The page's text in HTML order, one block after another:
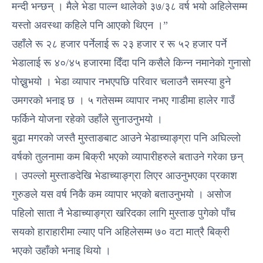
मन्दी भन्छन् । मैले भेडा पाल्न थालेको ३७/३८ वर्ष भयो अहिलेसम्म
यस्तो अवस्था कहिले पनि आएको थिएन ।”
उहाँले रू २८ हजार पर्नेलाई रू २३ हजार र रू ५२ हजार पर्ने
भेडालाई रू ४०/४५ हजारमा दिँदा पनि कसैले किन्न नमानेको गुनासो
पोख्नुभयो । भेडा व्यापार नभएपछि परिवार चलाउनै समस्या हुने
उमगरको भनाइ छ । ५ गतेसम्म व्यापार नभए गाडीमा हालेर गाउँ
फर्किने योजना रहेको उहाँले सुनाउनुभयो ।
बुढा मगरको जस्तै मुस्ताङबाट आउने भेडाच्याङ्ग्रा पनि अघिल्लो
वर्षको तुलनामा कम बिक्री भएको व्यापारीहरुले बताउने गरेका छन्
। उपल्लो मुस्ताङदेखि भेडाच्याङ्ग्रा लिएर आउनुभएका प्रकाश
गुरुङले यस वर्ष निकै कम व्यापार भएको बताउनुभयो । असोज
पहिलो साता नै भेडाच्याङ्ग्रा खरिदका लागि मुस्ताङ पुगेको पाँच
सयको हाराहारीमा ल्याए पनि अहिलेसम्म ७० वटा मात्रै बिक्री
भएको उहाँको भनाइ थियो ।